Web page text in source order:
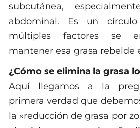
subcutánea,
abdominal. Es un
múltiples factores se
mantener esa grasa rebelde
¿Cómo se elimina la grasa
Aquí llegamos a la
primera verdad que
la «reducción de grasa por